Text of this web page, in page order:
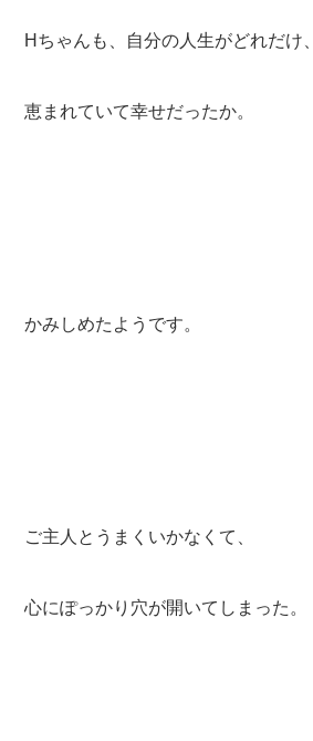
Hちゃんも、自分の人生がどれだけ、
恵まれていて幸せだったか。
かみしめたようです。
ご主人とうまくいかなくて、
心にぽっかり穴が開いてしまった。